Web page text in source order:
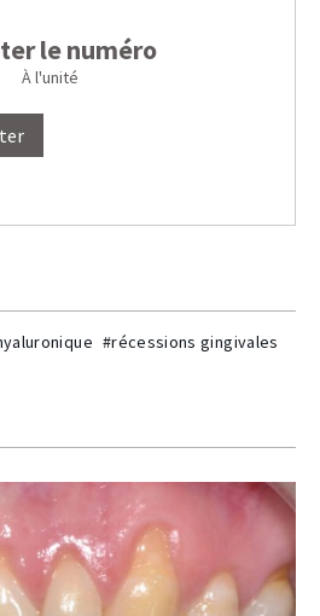
le numéro
À l'unité
#récessions gingivales